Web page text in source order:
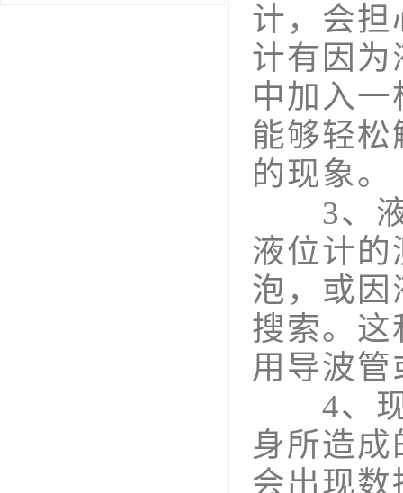
计，会担
计有因为
中加入
能够轻
的现象。
3、液
液位计的
泡，或因
搜索。这
用导波
4、现
身所造
会出现